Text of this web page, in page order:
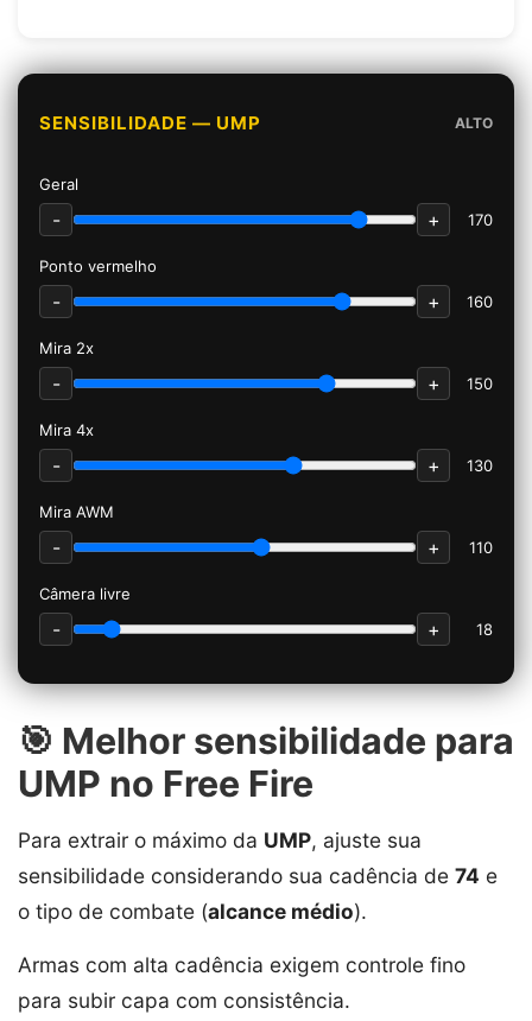
SENSIBILIDADE — UMP ALTO
Geral
- + 170
Ponto vermelho
- + 160
Mira 2x
- + 150
Mira 4x
- + 130
Mira AWM
- + 110
Câmera livre
- + 18
🎯 Melhor sensibilidade para
UMP no Free Fire
Para extrair o máximo da UMP, ajuste sua
sensibilidade considerando sua cadência de 74 e
o tipo de combate (alcance médio).
Armas com alta cadência exigem controle fino
para subir capa com consistência.